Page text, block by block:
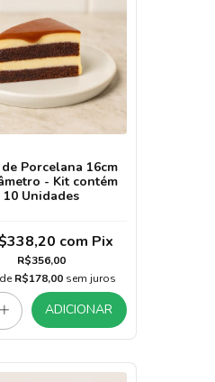
Porcelana 16cm
- Kit contém
10 Unidades
R$356,00
com Pix
R$178,00 sem juros
ADICIONAR